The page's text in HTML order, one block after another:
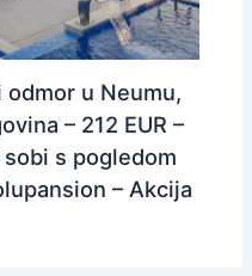
u Neumu,
– 212 EUR –
s pogledom
– Akcija